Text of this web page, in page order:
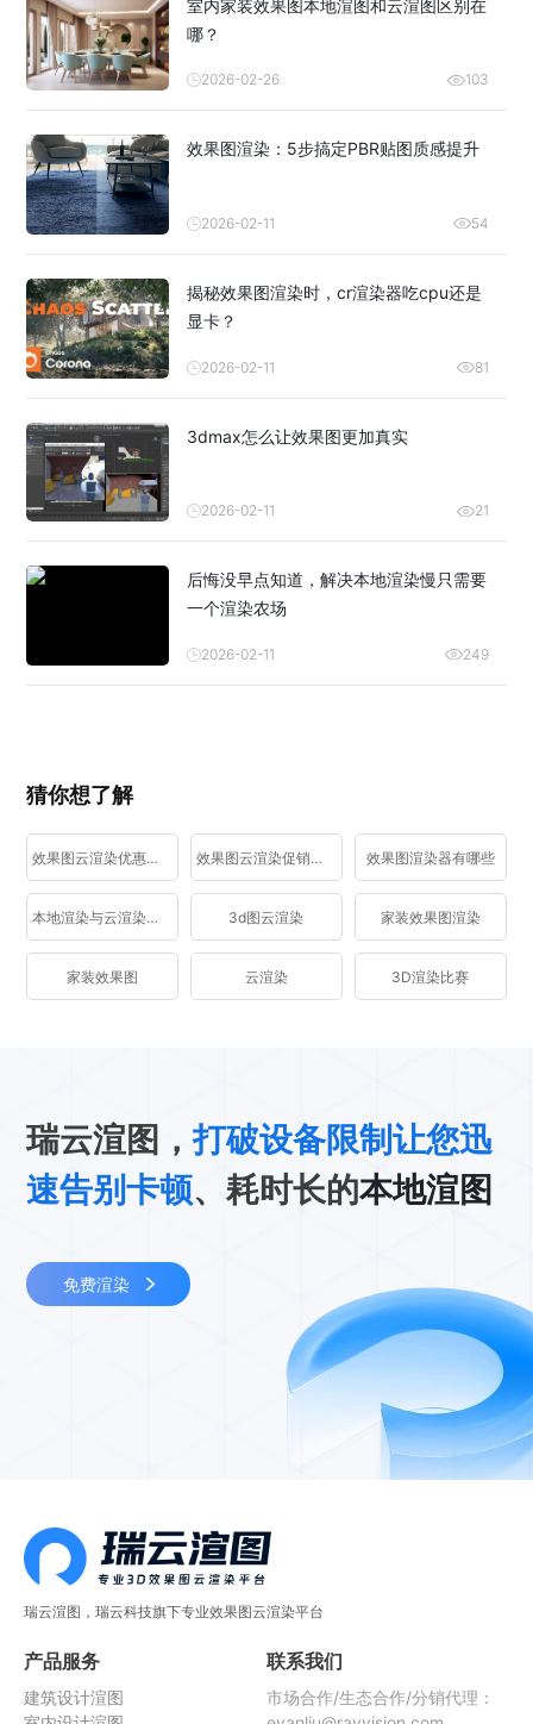
室内家装效果图本地渲图和云渲图区别在
哪？
2026-02-26 103
效果图渲染：5步搞定PBR贴图质感提升
2026-02-11 54
揭秘效果图渲染时，cr渲染器吃cpu还是
显卡？
2026-02-11 81
3dmax怎么让效果图更加真实
2026-02-11 21
后悔没早点知道，解决本地渲染慢只需要
一个渲染农场
2026-02-11 249
猜你想了解
效果图云渲染优惠活动 效果图云渲染促销活动 效果图渲染器有哪些
本地渲染与云渲染区别 3d图云渲染 家装效果图渲染
家装效果图 云渲染 3D渲染比赛
瑞云渲图，打破设备限制让您迅
速告别卡顿、耗时长的本地渲图
免费渲染
瑞云渲图，瑞云科技旗下专业效果图云渲染平台
产品服务
建筑设计渲图
联系我们
市场合作/生态合作/分销代理：